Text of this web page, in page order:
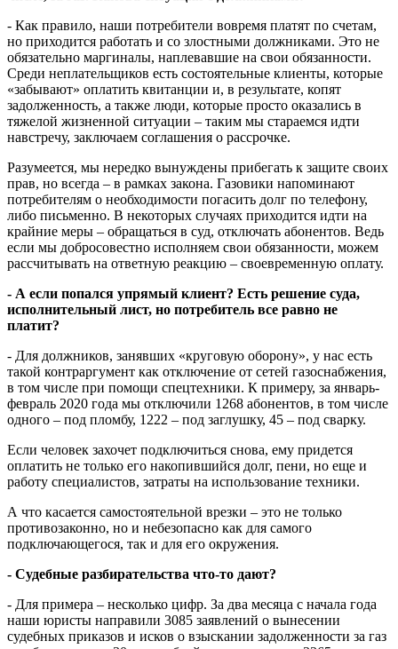
- Как правило, наши потребители вовремя платят по счетам,
но приходится работать и со злостными должниками. Это не
обязательно маргиналы, наплевавшие на свои обязанности.
Среди неплательщиков есть состоятельные клиенты, которые
«забывают» оплатить квитанции и, в результате, копят
задолженность, а также люди, которые просто оказались в
тяжелой жизненной ситуации – таким мы стараемся идти
навстречу, заключаем соглашения о рассрочке.
Разумеется, мы нередко вынуждены прибегать к защите своих
прав, но всегда – в рамках закона. Газовики напоминают
потребителям о необходимости погасить долг по телефону,
либо письменно. В некоторых случаях приходится идти на
крайние меры – обращаться в суд, отключать абонентов. Ведь
если мы добросовестно исполняем свои обязанности, можем
рассчитывать на ответную реакцию – своевременную оплату.
- А если попался упрямый клиент? Есть решение суда,
исполнительный лист, но потребитель все равно не
платит?
- Для должников, занявших «круговую оборону», у нас есть
такой контраргумент как отключение от сетей газоснабжения,
в том числе при помощи спецтехники. К примеру, за январь-
февраль 2020 года мы отключили 1268 абонентов, в том числе
одного – под пломбу, 1222 – под заглушку, 45 – под сварку.
Если человек захочет подключиться снова, ему придется
оплатить не только его накопившийся долг, пени, но еще и
работу специалистов, затраты на использование техники.
А что касается самостоятельной врезки – это не только
противозаконно, но и небезопасно как для самого
подключающегося, так и для его окружения.
- Судебные разбирательства что-то дают?
- Для примера – несколько цифр. За два месяца с начала года
наши юристы направили 3085 заявлений о вынесении
судебных приказов и исков о взыскании задолженности за газ